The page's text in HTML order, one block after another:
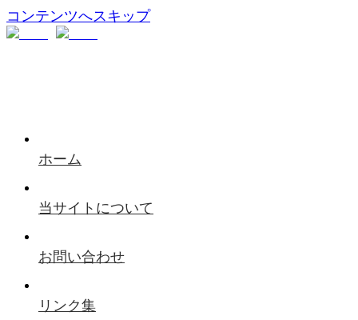
コンテンツへスキップ
ホーム
当サイトについて
お問い合わせ
リンク集